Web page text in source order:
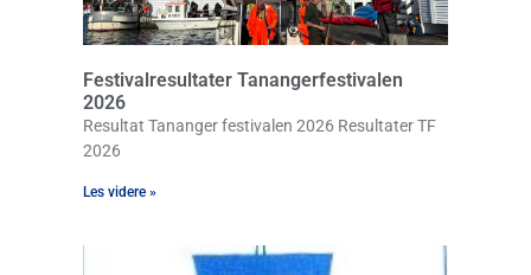
Festivalresultater Tanangerfestivalen
2026
Resultat Tananger festivalen 2026 Resultater TF
2026
Les videre »